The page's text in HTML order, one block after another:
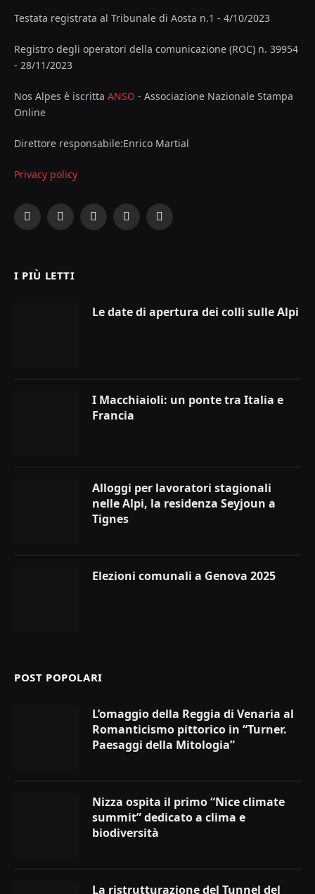
Testata registrata al Tribunale di Aosta n.1 - 4/10/2023
Registro degli operatori della comunicazione (ROC) n. 39954
- 28/11/2023
Nos Alpes è iscritta ANSO - Associazione Nazionale Stampa
Online
Direttore responsabile:Enrico Martial
Privacy policy
Facebook
X
InstagramYouTubeLinkedIn
I PIÙ LETTI
Le date di apertura dei colli sulle Alpi
I Macchiaioli: un ponte tra Italia e
Francia
Alloggi per lavoratori stagionali
nelle Alpi, la residenza Seyjoun a
Tignes
Elezioni comunali a Genova 2025
POST POPOLARI
L’omaggio della Reggia di Venaria al
Romanticismo pittorico in “Turner.
Paesaggi della Mitologia”
Nizza ospita il primo “Nice climate
summit” dedicato a clima e
biodiversità
La ristrutturazione del Tunnel del